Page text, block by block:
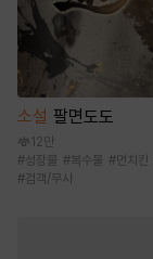
소설 팔면도도
12만
#성장물 #복수물 #먼치킨
#검객/무사